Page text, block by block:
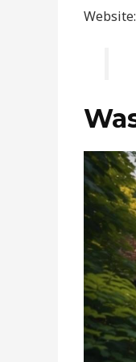
Website: